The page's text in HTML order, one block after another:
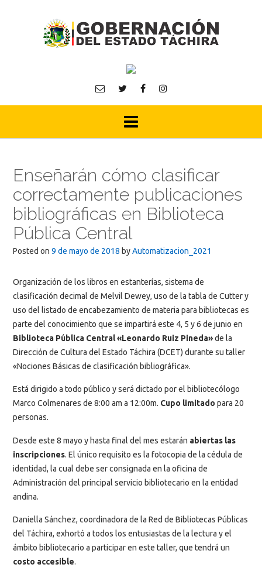
Enseñarán cómo clasificar
correctamente publicaciones
bibliográficas en Biblioteca
Pública Central
Posted on 9 de mayo de 2018 byAutomatizacion_2021
Organización de los libros en estanterías, sistema de
clasificación decimal de Melvil Dewey, uso de la tabla de Cutter y
uso del listado de encabezamiento de materia para bibliotecas es
parte del conocimiento que se impartirá este 4, 5 y 6 de junio en
Biblioteca Pública Central «Leonardo Ruiz Pineda»de la
Dirección de Cultura del Estado Táchira (DCET) durante su taller
«Nociones Básicas de clasificación bibliográfica».
Está dirigido a todo público y será dictado por el bibliotecólogo
Marco Colmenares de 8:00 am a 12:00m. Cupo limitado para 20
personas.
Desde este 8 mayo y hasta final del mes estarán abiertas las
inscripciones. El único requisito es la fotocopia de la cédula de
identidad, la cual debe ser consignada en la oficina de
Administración del principal servicio bibliotecario en la entidad
andina.
Daniella Sánchez, coordinadora de la Red de Bibliotecas Públicas
del Táchira, exhortó a todos los entusiastas de la lectura y el
ámbito bibliotecario a participar en este taller, que tendrá un
costo accesible.